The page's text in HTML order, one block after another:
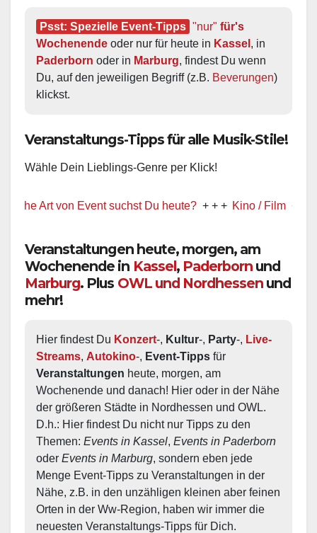
Psst: Spezielle Event-Tipps "nur" für's
Wochenende oder nur für heute in Kassel
Paderborn oder in Marburg, findest Du wenn
Du, auf den jeweiligen Begriff (z.B. Beverungen)
klickst.
Veranstaltungs-Tipps für alle Musik-Stile!
Wähle Dein Lieblings-Genre per Klick!
von Event suchst Du heute? + + + Kino / Film + + + Ww
Veranstaltungen heute, morgen, am
Wochenende in Kassel, Paderborn und
Marburg. Plus OWL und Nordhessen und
mehr!
Hier findest Du Konzert-, Kultur-, Party-, Live-
Streams, Autokino-, Event-Tipps
Veranstaltungen heute, morgen, am
Wochenende und danach! Hier oder in der Nähe
der größeren Städte in Nordhessen und OWL.
D.h.: Hier findest Du nicht nur Tipps zu den
Themen: Events in Kassel, Events in Paderborn
oder Events in Marburg, sondern eben jede
Menge Event-Tipps zu Veranstaltungen in der
Nähe, z.B. in den unzähligen kleinen aber feinen
Orten in der Ww-Region, haben wir immer die
neuesten Veranstaltungs-Tipps für Dich.